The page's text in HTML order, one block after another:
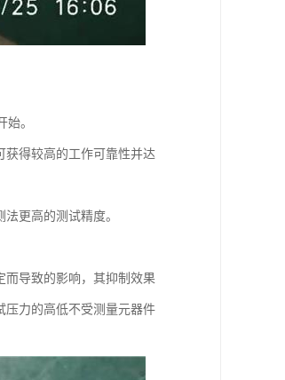
。
获得较高的工作可靠性并达
更高的测试精度。
而导致的影响，其抑制效果
压力的高低不受测量元器件